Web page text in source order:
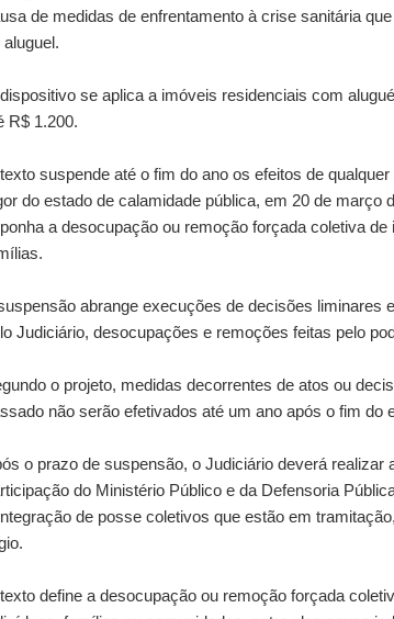
de medidas de enfrentamento à crise sanitária
aluguel.
se aplica a imóveis residenciais com
R$ 1.200.
suspende até o fim do ano os efeitos de
do estado de calamidade pública, em 20 de março
a desocupação ou remoção forçada coletiva
abrange execuções de decisões liminares
Judiciário, desocupações e remoções feitas pelo
o projeto, medidas decorrentes de atos ou
não serão efetivados até um ano após o fim do
o prazo de suspensão, o Judiciário deverá
do Ministério Público e da Defensoria
de posse coletivos que estão em
define a desocupação ou remoção forçada